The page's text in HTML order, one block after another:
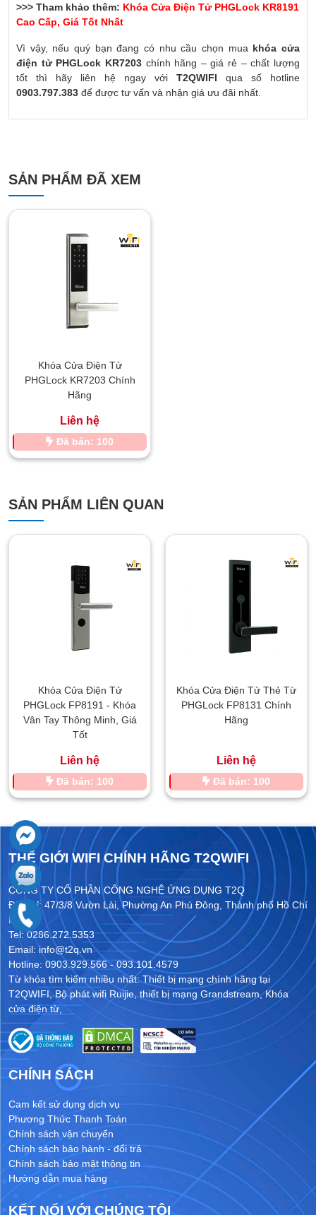
>>> Tham khảo thêm: Khóa Cửa Điện Tử PHGLock KR8191
Cao Cấp, Giá Tốt Nhất
Vì vậy, nếu quý bạn đang có nhu cầu chọn mua khóa cửa
điện tử PHGLock KR7203chính hãng – giá rẻ – chất lượng
tốt thì hãy liên hệ ngay với T2QWIFI qua số hotline
0903.797.383 để được tư vấn và nhận giá ưu đãi nhất.
SẢN PHẨM ĐÃ XEM
Khóa Cửa Điện Tử
PHGLock KR7203 Chính
Hãng
Liên hệ
Đã bán: 100
SẢN PHẨM LIÊN QUAN
Khóa Cửa Điện Tử
PHGLock FP8191 - Khóa
Vân Tay Thông Minh, Giá
Tốt
Liên hệ
Đã bán: 100
Khóa Cửa Điện Tử Thẻ Từ
PHGLock FP8131 Chính
Hãng
Liên hệ
Đã bán: 100
THẾ GIỚI WIFI CHÍNH HÃNG T2QWIFI
CÔNG TY CỔ PHẦN CÔNG NGHỆ ỨNG DỤNG T2Q
Địa chỉ: 47/3/8 Vườn Lài, Phường An Phú Đông, Thành phố Hồ Chí
Minh
Tel: 0286.272.5353
Email: info@t2q.vn
Hotline: 0903.929.566 - 093.101.4579
Từ khóa tìm kiếm nhiều nhất:Thiết bị mạng chính hãng tại
T2QWIFI,Bộ phát wifi Ruijie,thiết bị mạng Grandstream,Khóa
cửa điện từ,
CHÍNH SÁCH
Cam kết sử dụng dịch vụ
Phương Thức Thanh Toán
Chính sách vận chuyển
Chính sách bảo hành - đổi trả
Chính sách bảo mật thông tin
Hướng dẫn mua hàng
KẾT NỐI VỚI CHÚNG TÔI